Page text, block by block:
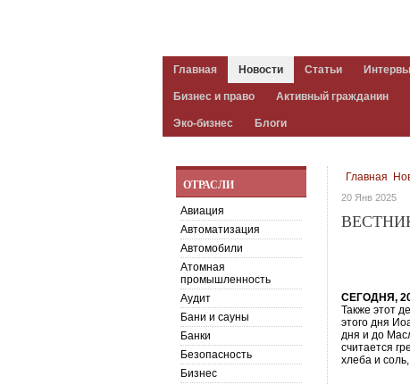
Главная Новости Статьи
Бизнес и право Активный гражданин
Эко-бизнес Блоги
Главная
20 Янв 2025
СЕГОДНЯ,
Также этот
этого дня
дня и до
считается
хлеба и
ОТРАСЛИ
Авиация
Автоматизация
Автомобили
Атомная
промышленность
Аудит
Бани и сауны
Банки
Безопасность
Бизнес